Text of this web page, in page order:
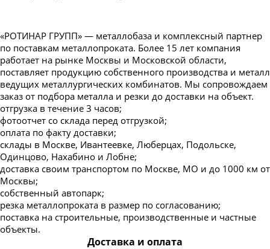
«РОТИНАР ГРУПП» — металлобаза и комплексный партнер
по поставкам металлопроката. Более 15 лет компания
работает на рынке Москвы и Московской области,
поставляет продукцию собственного производства и металл
ведущих металлургических комбинатов. Мы сопровождаем
заказ от подбора металла и резки до доставки на объект.
отгрузка в течение 3 часов;
фотоотчет со склада перед отгрузкой;
оплата по факту доставки;
склады в Москве, Ивантеевке, Люберцах, Подольске,
Одинцово, Нахабино и Лобне;
доставка своим транспортом по Москве, МО и до 1000 км от
Москвы;
собственный автопарк;
резка металлопроката в размер по согласованию;
поставка на строительные, производственные и частные
объекты.
Доставка и оплата